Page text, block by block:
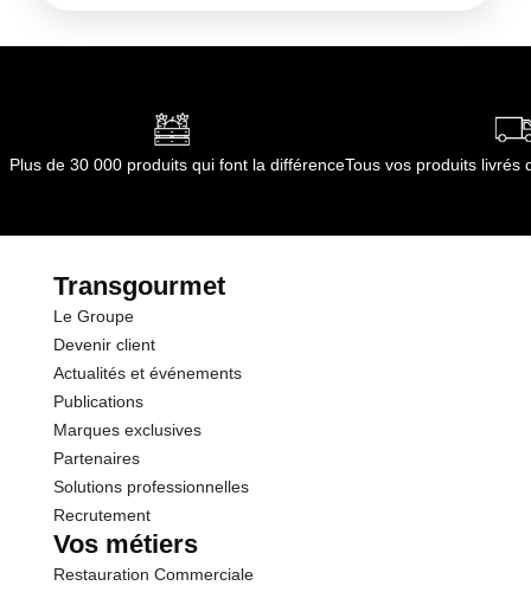
Plus de 30 000 produits qui font la différenceTous vos produits livrés
Transgourmet
Le Groupe
Devenir client
Actualités et événements
Publications
Marques exclusives
Partenaires
Solutions professionnelles
Recrutement
Vos métiers
Restauration Commerciale